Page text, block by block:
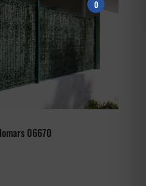
06670
0